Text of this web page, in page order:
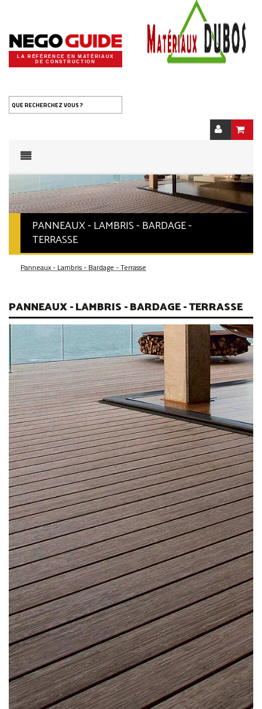
LA RÉFÉRENCE EN MATÉRIAUX
DE CONSTRUCTION
QUE RECHERCHEZ VOUS ?
PANNEAUX - LAMBRIS - BARDAGE -
TERRASSE
Panneaux - Lambris - Bardage - Terrasse
PANNEAUX - LAMBRIS - BARDAGE - TERRASSE